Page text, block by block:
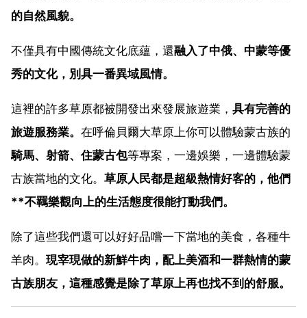
的自然風貌。
不僅具有中國傳統文化底蘊，還融入了中俄、中蒙等優
秀的文化，別具一番異域風情。
這裡的許多草原都被開發出來發展旅遊業， 具有完善的
旅遊服務業。 在呼倫貝爾大草原上你可以體驗蒙古族的
騎馬、射箭、住蒙古包等專案，一邊娛樂，一邊體驗蒙
古族當地的文化。 草原人民都是超級熱情好客的，他們
**不羈樂觀向上的生活態度很能打動我們。
除了這些我們還可以好好品嚐一下當地的美食，各種牛
羊肉。 現宰現做的新鮮牛肉，配上美酒和一群熱情的蒙
古族朋友，這種感覺是除了草原上再也找不到的舒服。